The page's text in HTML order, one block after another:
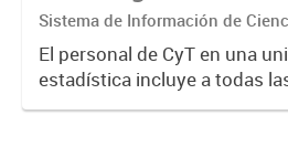
Sistema de Información de
Tecnología Argentino (SICYTAR)
El personal de CyT en una
estadística incluye a todas
personas involucradas